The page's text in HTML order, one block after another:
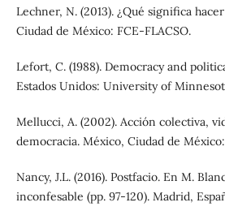
Lechner, N. (2013). ¿Qué significa
Ciudad de México: FCE-FLACSO.
Lefort, C. (1988). Democracy and
Estados Unidos: University of
Mellucci, A. (2002). Acción colectiva,
democracia. México, Ciudad de
Nancy, J.L. (2016). Postfacio. En M.
inconfesable (pp. 97-120). Madrid,